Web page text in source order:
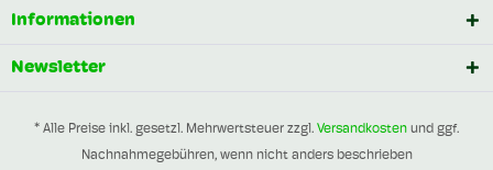
Informationen
Newsletter
* Alle Preise inkl. gesetzl. Mehrwertsteuer zzgl. Versandkosten und ggf.
Nachnahmegebühren, wenn nicht anders beschrieben